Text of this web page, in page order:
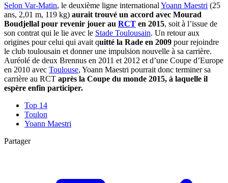
Selon Var-Matin, le deuxième ligne international Yoann Maestri (25
ans, 2,01 m, 119 kg) aurait trouvé un accord avec Mourad
Boudjellal pour revenir jouer au RCT en 2015, soit à l’issue de
son contrat qui le lie avec le Stade Toulousain. Un retour aux
origines pour celui qui avait quitté la Rade en 2009 pour rejoindre
le club toulousain et donner une impulsion nouvelle à sa carrière.
Auréolé de deux Brennus en 2011 et 2012 et d’une Coupe d’Europe
en 2010 avec Toulouse, Yoann Maestri pourrait donc terminer sa
carrière au RCT après la Coupe du monde 2015, à laquelle il
espère enfin participer.
Top 14
Toulon
Yoann Maestri
Partager